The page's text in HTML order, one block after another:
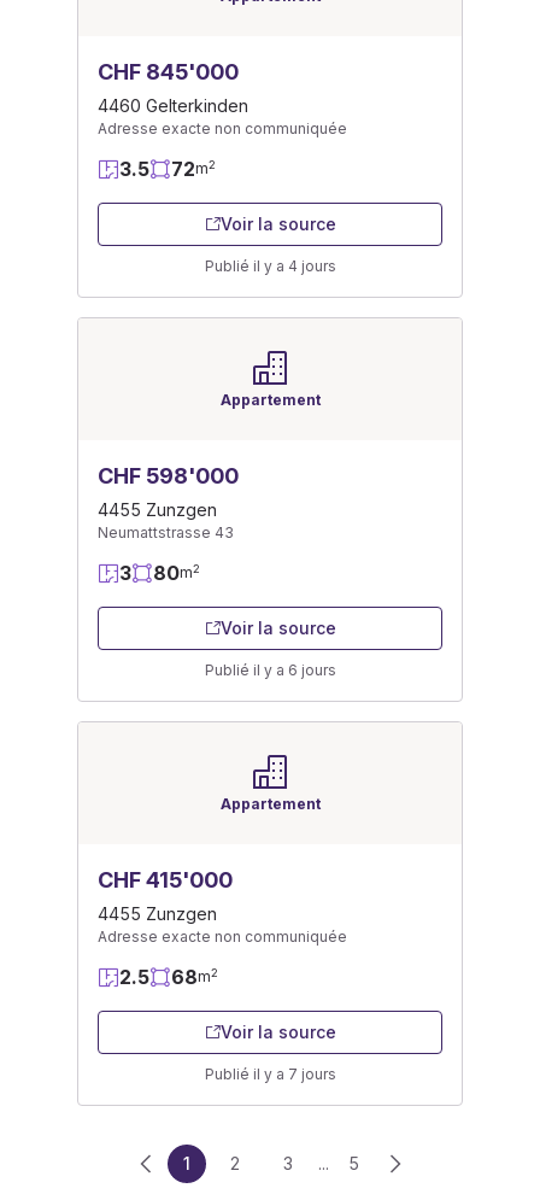
CHF 845'000
4460 Gelterkinden
Adresse exacte non communiquée
3.5 72m2
Voir la source
Publié il y a 4 jours
Appartement
CHF 598'000
4455 Zunzgen
Neumattstrasse 43
3 80m2
Voir la source
Publié il y a 6 jours
Appartement
CHF 415'000
4455 Zunzgen
Adresse exacte non communiquée
2.5 68m2
Voir la source
Publié il y a 7 jours
1 2 3 ... 5